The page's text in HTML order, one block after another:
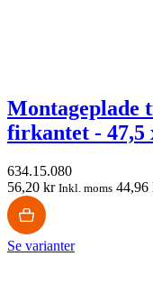
Montageplade
firkantet - 47,5
634.15.080
56,20 kr Inkl. moms 44,96
Se varianter